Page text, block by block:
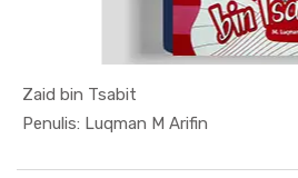
Zaid bin Tsabit
Penulis: Luqman M ArifinIn Sosial ...